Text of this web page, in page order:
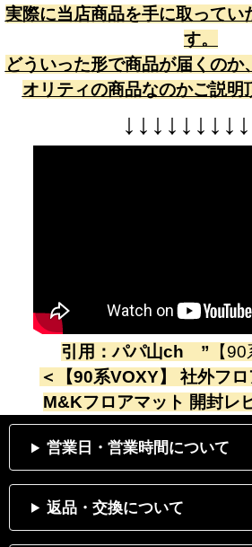
実際に当店商品を手に取ってい
す。
どういった形で商品が届くのか
オリティの商品なのかご説明
↓ ↓ ↓ ↓ ↓ ↓ ↓ ↓ ↓
引用：パパ山ch ” 【
＜
【90系VOXY】 社外フ
M&Kフロアマット 開封レ
営業日・営業時間について
返品・交換について